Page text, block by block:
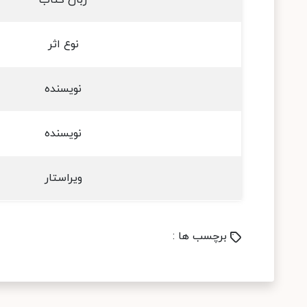
نوع اثر
نویسنده
نویسنده
ویراستار
برچسب ها :